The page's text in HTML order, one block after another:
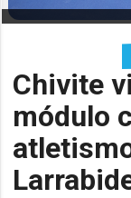
Chivite
módulo